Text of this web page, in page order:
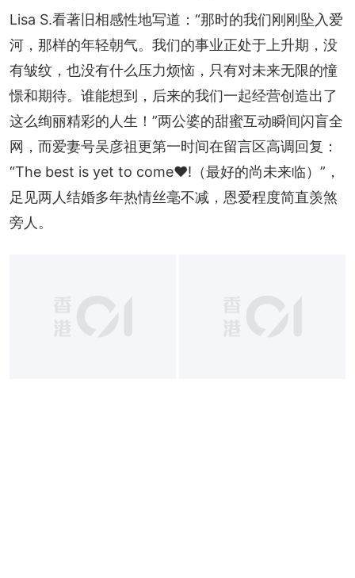
Lisa S.看著旧相感性地写道：“那时的我们刚刚坠入爱
河，那样的年轻朝气。我们的事业正处于上升期，没
有皱纹，也没有什么压力烦恼，只有对未来无限的憧
憬和期待。谁能想到，后来的我们一起经营创造出了
这么绚丽精彩的人生！”两公婆的甜蜜互动瞬间闪盲全
网，而爱妻号吴彦祖更第一时间在留言区高调回复：
“The best is yet to come❤️!（最好的尚未来临）”，
足见两人结婚多年热情丝毫不减，恩爱程度简直羡煞
旁人。